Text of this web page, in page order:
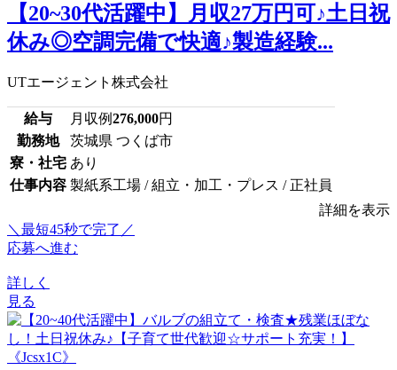
【20~30代活躍中】月収27万円可♪土日祝
休み◎空調完備で快適♪製造経験...
UTエージェント株式会社
給与 月収例276,000円
勤務地
茨城県 つくば市
寮・社宅 あり
仕事内容 製紙系工場 / 組立・加工・プレス / 正社員
詳細を表示
＼最短45秒で完了／
応募へ進む
詳しく
見る